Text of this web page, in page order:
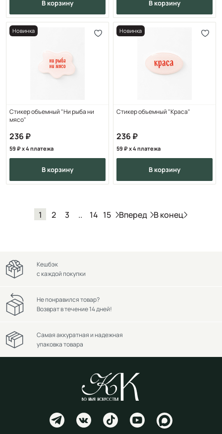
в корзину в корзину
Стикер объемный "Ни рыба ни
мясо"
236
59 x 4 платежа
в корзину
Новинка
Стикер объемный "Краса"
236
59 x 4 платежа
в корзину
Новинка
1 2 3 .. 14 15 Вперед В конец
Кешбэк
с каждой покупки
Не понравился товар?
Возврат в течение 14 дней!
Самая аккуратная и надежная
упаковка товара